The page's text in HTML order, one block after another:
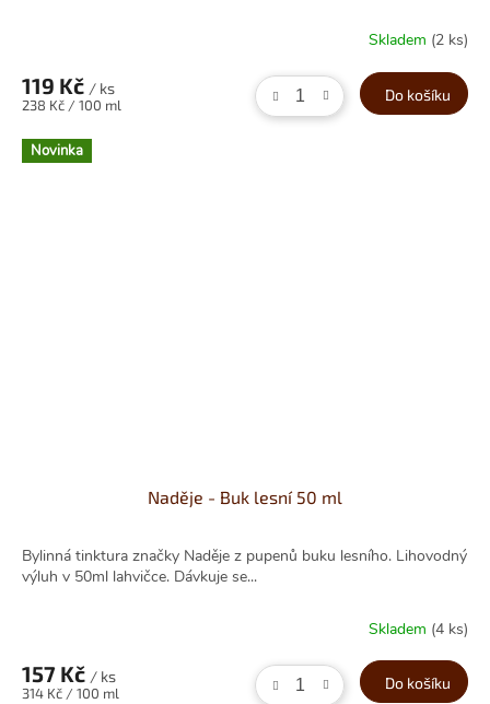
Skladem (2 ks)
119 Kč / ks
Měrná
238 Kč / 100 ml
Do košíku
Novinka
Naděje - Buk lesní 50 ml
Bylinná tinktura značky Naděje z pupenů buku lesního. Lihovodný
výluh v 50ml lahvičce. Dávkuje se...
Skladem (4 ks)
157 Kč / ks
Měrná
314 Kč / 100 ml
Do košíku